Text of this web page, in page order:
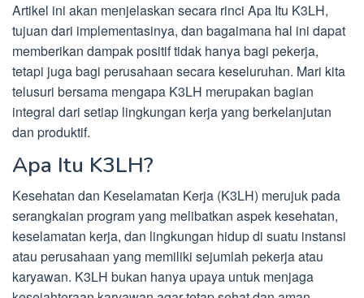
Artikel ini akan menjelaskan secara rinci Apa Itu K3LH,
tujuan dari implementasinya, dan bagaimana hal ini dapat
memberikan dampak positif tidak hanya bagi pekerja,
tetapi juga bagi perusahaan secara keseluruhan. Mari kita
telusuri bersama mengapa K3LH merupakan bagian
integral dari setiap lingkungan kerja yang berkelanjutan
dan produktif.
Apa Itu K3LH?
Kesehatan dan Keselamatan Kerja (K3LH) merujuk pada
serangkaian program yang melibatkan aspek kesehatan,
keselamatan kerja, dan lingkungan hidup di suatu instansi
atau perusahaan yang memiliki sejumlah pekerja atau
karyawan. K3LH bukan hanya upaya untuk menjaga